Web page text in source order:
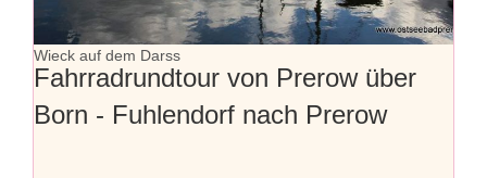
Wieck auf dem Darss
Fahrradrundtour von Prerow über
Born - Fuhlendorf nach Prerow